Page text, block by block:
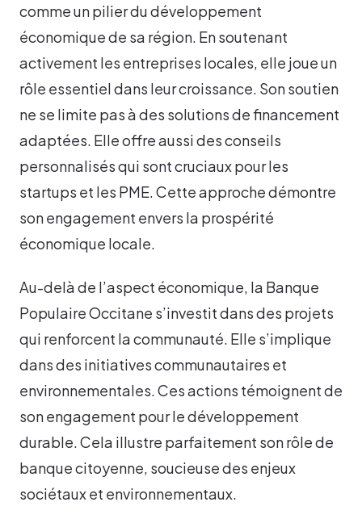
comme un pilier du développement
économique de sa région. En soutenant
activement les entreprises locales, elle joue un
rôle essentiel dans leur croissance. Son soutien
ne se limite pas à des solutions de financement
adaptées. Elle offre aussi des conseils
personnalisés qui sont cruciaux pour les
startups et les PME. Cette approche démontre
son engagement envers la prospérité
économique locale.
Au-delà de l’aspect économique, la Banque
Populaire Occitane s’investit dans des projets
qui renforcent la communauté. Elle s’implique
dans des initiatives communautaires et
environnementales. Ces actions témoignent de
son engagement pour le développement
durable. Cela illustre parfaitement son rôle de
banque citoyenne, soucieuse des enjeux
sociétaux et environnementaux.